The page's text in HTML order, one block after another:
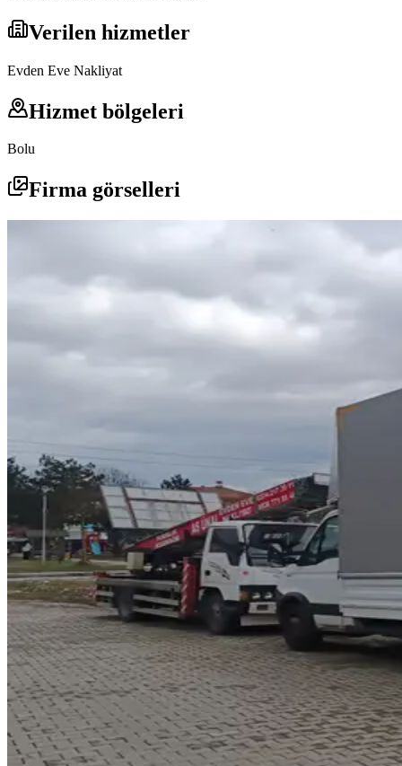
Verilen hizmetler
Evden Eve Nakliyat
Hizmet bölgeleri
Bolu
Firma görselleri